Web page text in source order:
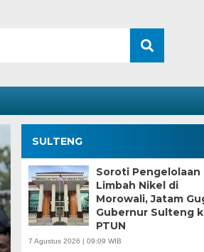
SULTENG
Soroti Pengelolaan
Limbah Nikel di
Morowali, Jatam
Gubernur Sulteng
PTUN
7 Agustus 2026 | 09:09 WIB